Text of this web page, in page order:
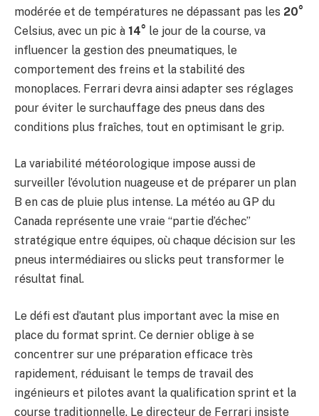
modérée et de températures ne dépassant pas les 20°
Celsius, avec un pic à 14° le jour de la course, va
influencer la gestion des pneumatiques, le
comportement des freins et la stabilité des
monoplaces. Ferrari devra ainsi adapter ses réglages
pour éviter le surchauffage des pneus dans des
conditions plus fraîches, tout en optimisant le grip.
La variabilité météorologique impose aussi de
surveiller l’évolution nuageuse et de préparer un plan
B en cas de pluie plus intense. La météo au GP du
Canada représente une vraie “partie d’échec”
stratégique entre équipes, où chaque décision sur les
pneus intermédiaires ou slicks peut transformer le
résultat final.
Le défi est d’autant plus important avec la mise en
place du format sprint. Ce dernier oblige à se
concentrer sur une préparation efficace très
rapidement, réduisant le temps de travail des
ingénieurs et pilotes avant la qualification sprint et la
course traditionnelle. Le directeur de Ferrari insiste